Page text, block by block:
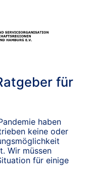
für
haben
keine oder
Wir müssen
für einige